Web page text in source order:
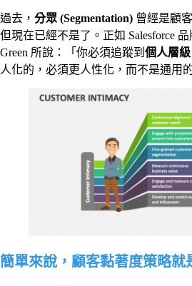
過去， 分眾 (Segmentation) 曾經是顧
但現在已經不是了。正如 Salesforce
Green 所說：「你必須追蹤到 個人層級
人化的，必須更人性化，而不是通用
簡單來說，顧客黏著度策略就